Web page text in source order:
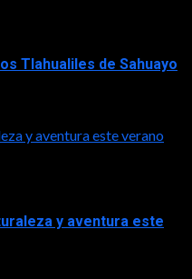
Tlahualiles de Sahuayo
y aventura este verano
y aventura este